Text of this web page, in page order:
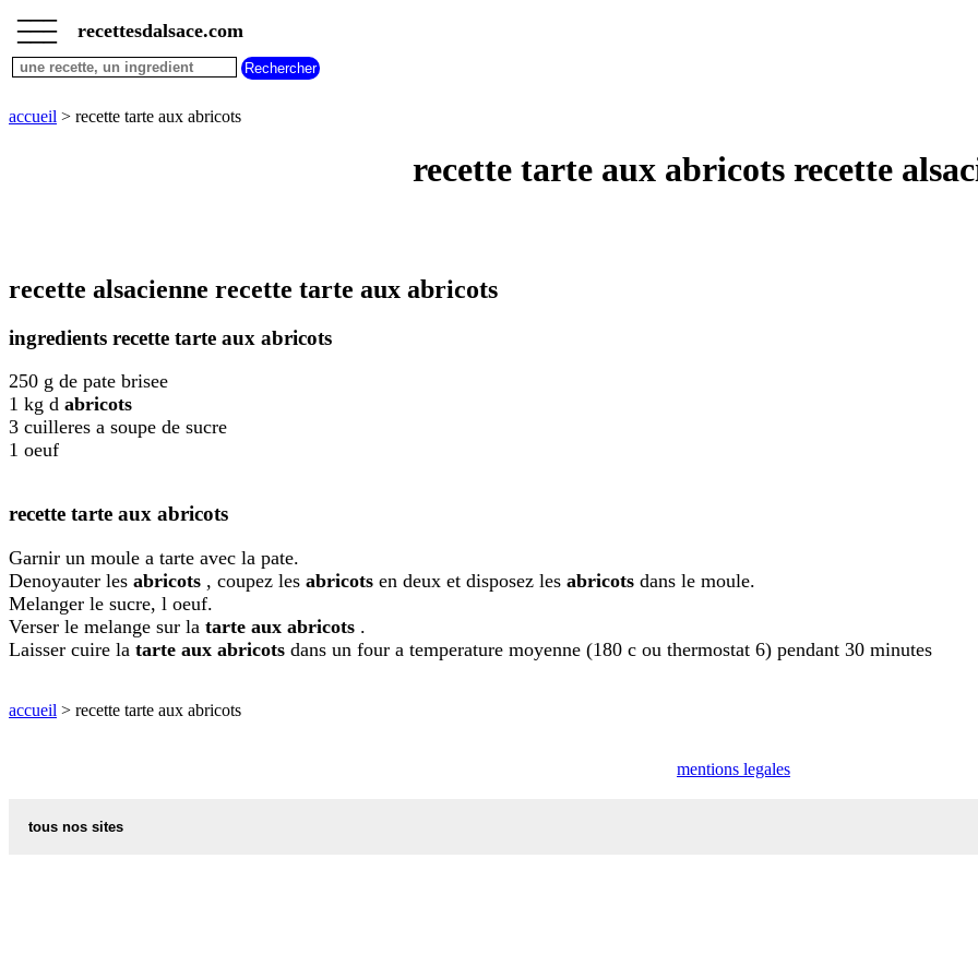
recettes
alsaciennes
toutes
recettes
bredeles
petits
de
recettes
alsaciennes
diverses
rechercher
___
___ recettesdalsace.com
accueil > recette tarte aux abricots
recette tarte aux abricots recette
recette alsacienne recette tarte aux abricots
ingredients recette tarte aux abricots
250 g de pate brisee
1 kg d abricots
3 cuilleres a soupe de sucre
1 oeuf
recette tarte aux abricots
Garnir un moule a tarte avec la pate.
Denoyauter les abricots , coupez les abricots en deux et disposez les abricots dans le moule.
Melanger le sucre, l oeuf.
Verser le melange sur la tarte aux abricots .
Laisser cuire la tarte aux abricots dans un four a temperature moyenne (180 c ou thermostat 6) pendant 30 minutes
accueil > recette tarte aux abricots
mentions legales
tous nos sites